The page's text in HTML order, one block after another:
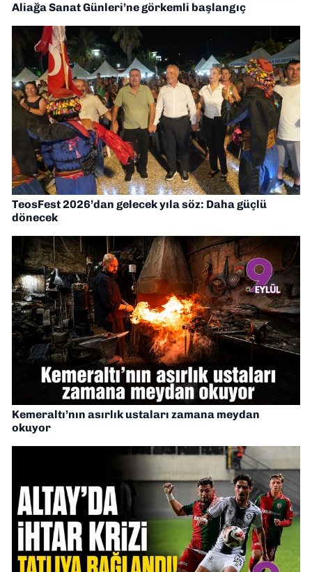
Aliağa Sanat Günleri’ne görkemli başlangıç
TeosFest 2026’dan gelecek yıla söz: Daha güçlü
dönecek
Kemeraltı’nın asırlık ustaları zamana meydan
okuyor